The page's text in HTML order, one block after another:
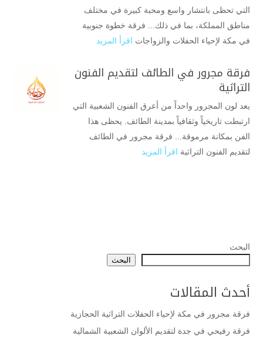
التي تحظى بانتشار واسع ومحبة كبيرة في مختلف
مناطق المملكة، بما في ذلك... فرقة خطوة جنوبية
في مكة لإحياء الحفلات والزواجات اقرأ المزيد
فرقة مجرور في الطائف لتقديم الفنون
التراثية
يعد لون المجرور واحداً من أعرق الفنون الشعبية التي
ارتبطت تاريخياً وثقافياً بمدينة الطائف. يحظى هذا
الفن بمكانة مرموقة... فرقة مجرور في الطائف
لتقديم الفنون التراثية اقرأ المزيد
البحث
البحث
أحدث المقالات
فرقة مجرور في مكة لإحياء الحفلات التراثية الحجازية
فرقة رفيحي في جدة لتقديم الألوان الشعبية الشمالية